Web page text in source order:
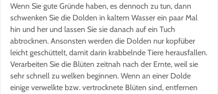
Wenn Sie gute Gründe haben, es dennoch zu tun, dann
schwenken Sie die Dolden in kaltem Wasser ein paar Mal
hin und her und lassen Sie sie danach auf ein Tuch
abtrocknen. Ansonsten werden die Dolden nur kopfüber
leicht geschüttelt, damit darin krabbelnde Tiere herausfallen.
Verarbeiten Sie die Blüten zeitnah nach der Ernte, weil sie
sehr schnell zu welken beginnen. Wenn an einer Dolde
einige verwelkte bzw. vertrocknete Blüten sind, entfernen